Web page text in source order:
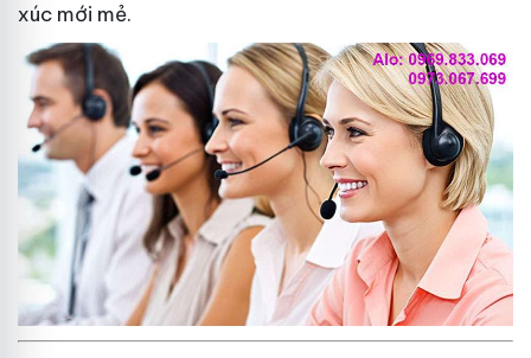
xúc mới mẻ.